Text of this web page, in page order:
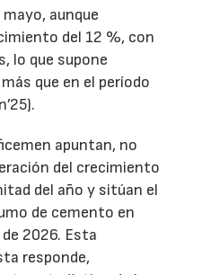
aunque
del 12 %, con
lo que supone
que en el período
apuntan, no
del crecimiento
del año y sitúan el
de cemento en
2026. Esta
responde,